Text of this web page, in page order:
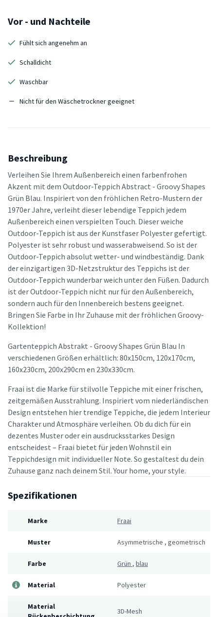
Vor - und Nachteile
Fühlt sich angenehm an
Schalldicht
Waschbar
Nicht für den Wäschetrockner geeignet
Beschreibung
Verleihen Sie Ihrem Außenbereich einen farbenfrohen
Akzent mit dem Outdoor-Teppich Abstract - Groovy Shapes
Grün Blau. Inspiriert von den fröhlichen Retro-Mustern der
1970er Jahre, verleiht dieser lebendige Teppich jedem
Außenbereich einen verspielten Touch. Dieser weiche
Outdoor-Teppich ist aus der Kunstfaser Polyester gefertigt.
Polyester ist sehr robust und wasserabweisend. So ist der
Outdoor-Teppich absolut wetter- und windbeständig. Dank
der einzigartigen 3D-Netzstruktur des Teppichs ist der
Outdoor-Teppich wunderbar weich unter den Füßen. Dadurch
ist der Outdoor-Teppich nicht nur für den Außenbereich,
sondern auch für den Innenbereich bestens geeignet.
Bringen Sie Farbe in Ihr Zuhause mit der fröhlichen Groovy-
Kollektion!
Gartenteppich Abstrakt - Groovy Shapes Grün Blau In
verschiedenen Größen erhältlich: 80x150cm, 120x170cm,
160x230cm, 200x290cm en 230x330cm.
Fraai ist die Marke für stilvolle Teppiche mit einer frischen,
zeitgemäßen Ausstrahlung. Inspiriert vom niederländischen
Design entstehen hier trendige Teppiche, die jedem Interieur
Charakter und Atmosphäre verleihen. Ob du dich für ein
dezentes Muster oder ein ausdrucksstarkes Design
entscheidest – Fraai bietet für jeden Wohnstil ein
Teppichdesign mit individueller Note. So gestaltest du dein
Zuhause ganz nach deinem Stil. Your home, your style.
Spezifikationen
Marke Fraai
Muster Asymmetrische , geometrisch
Farbe Grün , blau
Material Polyester
Material
3D-Mesh